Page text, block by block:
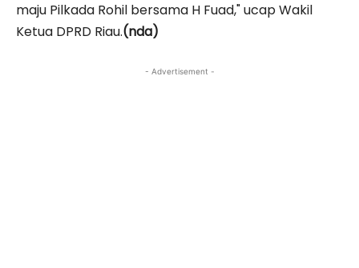
maju Pilkada Rohil bersama H Fuad," ucap Wakil
Ketua DPRD Riau.(nda)
- Advertisement -